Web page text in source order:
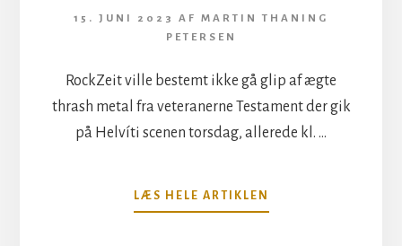
15. JUNI 2023 AF MARTIN THANING
PETERSEN
RockZeit ville bestemt ikke gå glip af ægte
thrash metal fra veteranerne Testament der gik
på Helvíti scenen torsdag, allerede kl. …
LÆS HELE ARTIKLEN
TESTAMENT